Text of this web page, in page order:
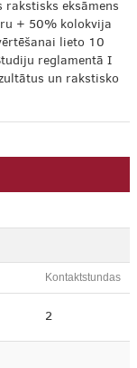
rakstisks eksāmens
+ 50% kolokvija
lieto 10
reglamentā I
un rakstisko
Kontaktstundas
2